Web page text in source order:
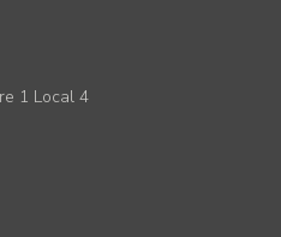
1 Local 4